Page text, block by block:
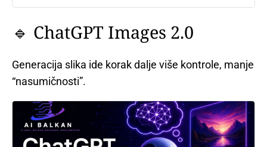
🔹 ChatGPT Images 2.0
Generacija slika ide korak dalje više kontrole, manje
“nasumičnosti”.